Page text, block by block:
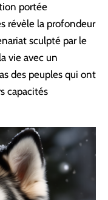
portée
révèle la profondeur
sculpté par le
vie avec un
des peuples qui ont
capacités